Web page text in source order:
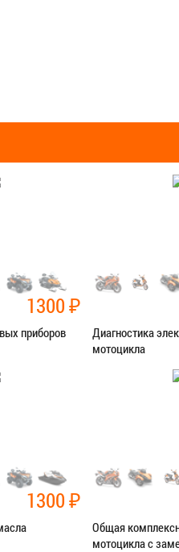
1300₽
приборов
Диагностика
мотоцикла
1300₽
Общая
мотоцикла с